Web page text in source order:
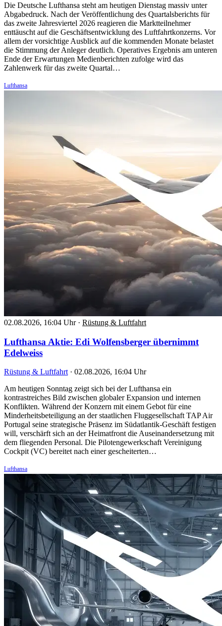
Die Deutsche Lufthansa steht am heutigen Dienstag massiv unter
Abgabedruck. Nach der Veröffentlichung des Quartalsberichts für
das zweite Jahresviertel 2026 reagieren die Marktteilnehmer
enttäuscht auf die Geschäftsentwicklung des Luftfahrtkonzerns. Vor
allem der vorsichtige Ausblick auf die kommenden Monate belastet
die Stimmung der Anleger deutlich. Operatives Ergebnis am unteren
Ende der Erwartungen Medienberichten zufolge wird das
Zahlenwerk für das zweite Quartal…
Lufthansa
02.08.2026, 16:04 Uhr · Rüstung & Luftfahrt
Lufthansa Aktie: Edi Wolfensberger übernimmt
Edelweiss
Rüstung & Luftfahrt · 02.08.2026, 16:04 Uhr
Am heutigen Sonntag zeigt sich bei der Lufthansa ein
kontrastreiches Bild zwischen globaler Expansion und internen
Konflikten. Während der Konzern mit einem Gebot für eine
Minderheitsbeteiligung an der staatlichen Fluggesellschaft TAP Air
Portugal seine strategische Präsenz im Südatlantik-Geschäft festigen
will, verschärft sich an der Heimatfront die Auseinandersetzung mit
dem fliegenden Personal. Die Pilotengewerkschaft Vereinigung
Cockpit (VC) bereitet nach einer gescheiterten…
Lufthansa